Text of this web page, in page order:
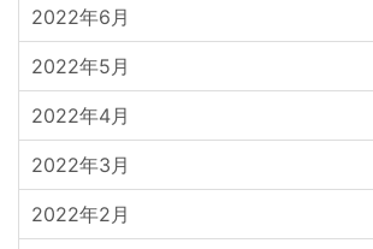
2022年6月
2022年5月
2022年4月
2022年3月
2022年2月